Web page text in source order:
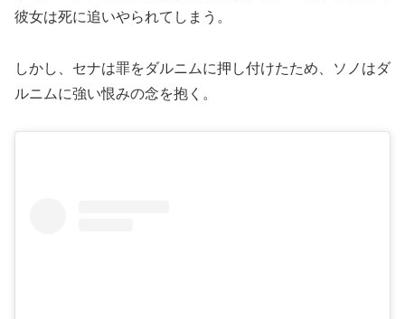
彼女は死に追いやられてしまう。
しかし、セナは罪をダルニムに押し付けたため、ソノはダ
ルニムに強い恨みの念を抱く。